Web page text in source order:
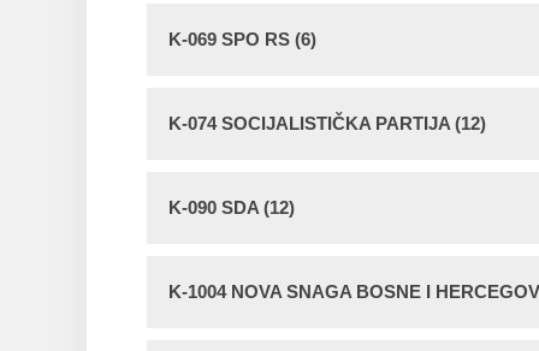
K-069 SPO RS (6)
K-074 SOCIJALISTIČKA PARTIJA (12)
K-090 SDA (12)
K-1004 NOVA SNAGA BOSNE I